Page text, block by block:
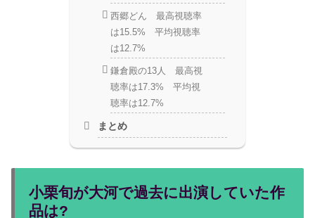
西郷どん 最高視聴率
は15.5% 平均視聴率
は12.7%
鎌倉殿の13人 最高視
聴率は17.3% 平均視
聴率は12.7%
まとめ
小栗旬が大河で過去に出演していた作
品は?